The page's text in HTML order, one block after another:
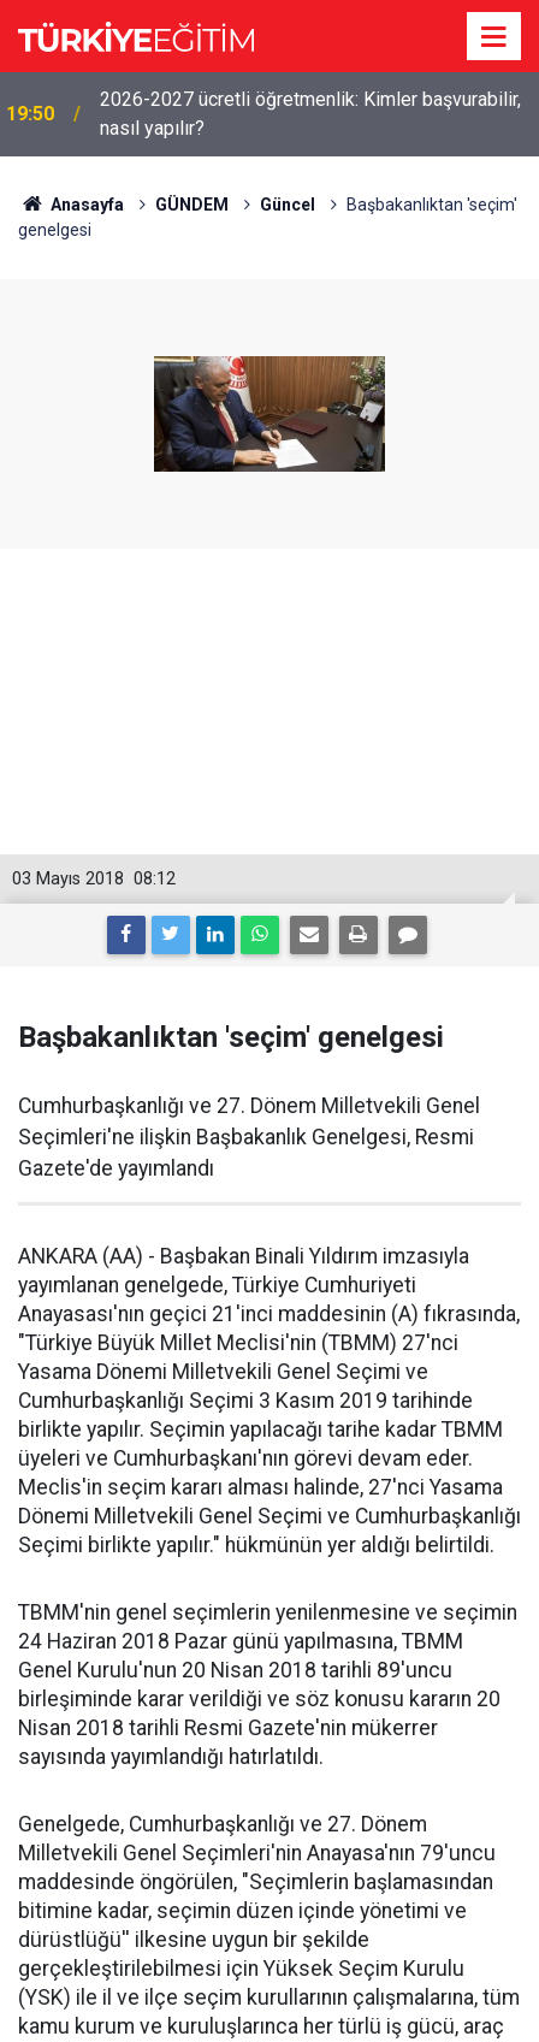
19:50
2026-2027 ücretli öğretmenlik: Kimler başvurabilir,
nasıl yapılır?
Anasayfa GÜNDEM Güncel
Başbakanlıktan 'seçim'
genelgesi
08:12
03 Mayıs 2018
Başbakanlıktan 'seçim' genelgesi
Cumhurbaşkanlığı ve 27. Dönem Milletvekili Genel
Seçimleri'ne ilişkin Başbakanlık Genelgesi, Resmi
Gazete'de yayımlandı
ANKARA (AA) - Başbakan Binali Yıldırım imzasıyla
yayımlanan genelgede, Türkiye Cumhuriyeti
Anayasası'nın geçici 21'inci maddesinin (A) fıkrasında,
"Türkiye Büyük Millet Meclisi'nin (TBMM) 27'nci
Yasama Dönemi Milletvekili Genel Seçimi ve
Cumhurbaşkanlığı Seçimi 3 Kasım 2019 tarihinde
birlikte yapılır. Seçimin yapılacağı tarihe kadar TBMM
üyeleri ve Cumhurbaşkanı'nın görevi devam eder.
Meclis'in seçim kararı alması halinde, 27'nci Yasama
Dönemi Milletvekili Genel Seçimi ve Cumhurbaşkanlığı
Seçimi birlikte yapılır." hükmünün yer aldığı belirtildi.
TBMM'nin genel seçimlerin yenilenmesine ve seçimin
24 Haziran 2018 Pazar günü yapılmasına, TBMM
Genel Kurulu'nun 20 Nisan 2018 tarihli 89'uncu
birleşiminde karar verildiği ve söz konusu kararın 20
Nisan 2018 tarihli Resmi Gazete'nin mükerrer
sayısında yayımlandığı hatırlatıldı.
Genelgede, Cumhurbaşkanlığı ve 27. Dönem
Milletvekili Genel Seçimleri'nin Anayasa'nın 79'uncu
maddesinde öngörülen, "Seçimlerin başlamasından
bitimine kadar, seçimin düzen içinde yönetimi ve
dürüstlüğü'' ilkesine uygun bir şekilde
gerçekleştirilebilmesi için Yüksek Seçim Kurulu
(YSK) ile il ve ilçe seçim kurullarının çalışmalarına, tüm
kamu kurum ve kuruluşlarınca her türlü iş gücü, araç